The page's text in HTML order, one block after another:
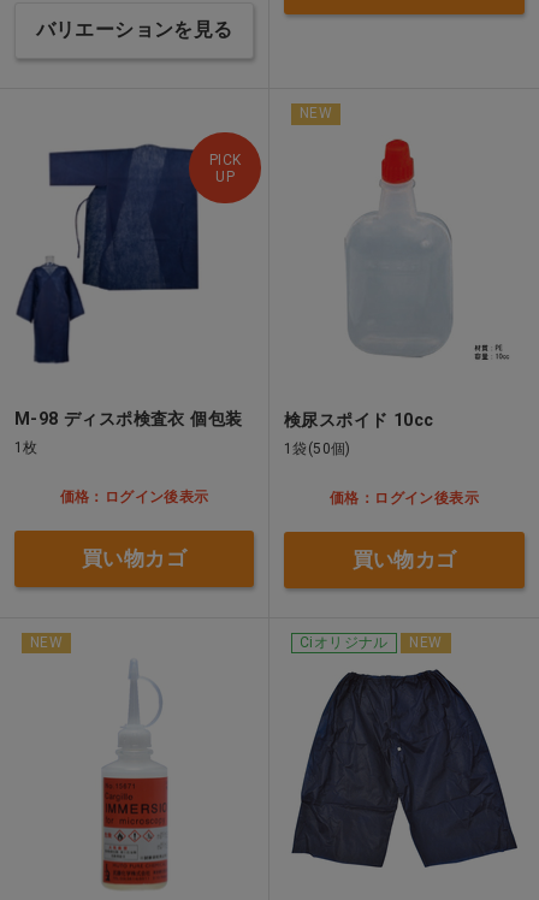
バリエーションを見る
PICK
UP
M-98 ディスポ検査衣 個包装
1枚
価格：ログイン後表示
買い物カゴ
NEW
検尿スポイド 10cc
1袋(50個)
価格：ログイン後表示
買い物カゴ
NEW Ciオリジナル NEW